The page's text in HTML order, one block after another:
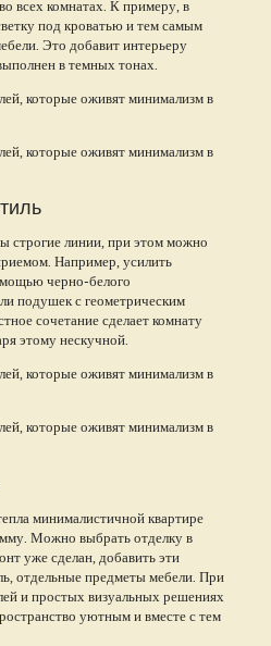
всех комнатах. К примеру, в
под кроватью и тем самым
Это добавит интерьеру
в темных тонах.
строгие линии, при этом можно
Например, усилить
черно-белого
подушек с геометрическим
сочетание сделает комнату
этому нескучной.
минималистичной квартире
Можно выбрать отделку в
уже сделан, добавить эти
отдельные предметы мебели. При
и простых визуальных решениях
уютным и вместе с тем